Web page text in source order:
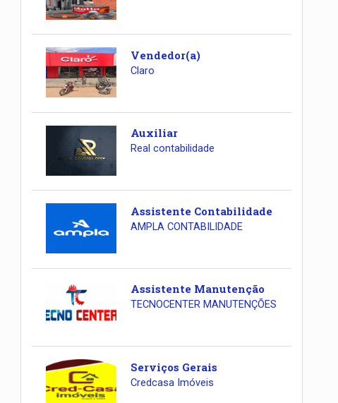
Vendedor(a)
Claro
Auxiliar
Real contabilidade
Assistente Contabilidade
AMPLA CONTABILIDADE
Assistente Manutenção
TECNOCENTER MANUTENÇÕES
Serviços Gerais
Credcasa Imóveis